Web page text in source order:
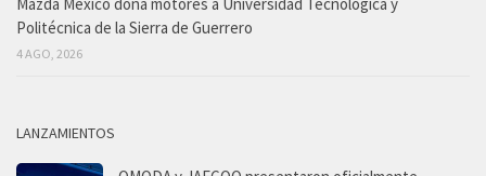
Politécnica de la Sierra de Guerrero
4 AGO, 2026
LANZAMIENTOS